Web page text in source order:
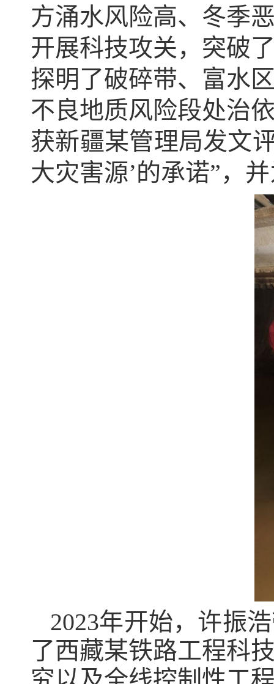
方涌水风险高、冬季
开展科技攻关，突破
探明了破碎带、富水
不良地质风险段处治
获新疆某管理局发文
大灾害源’的承诺”，
2023年开始，许振
了西藏某铁路工程科